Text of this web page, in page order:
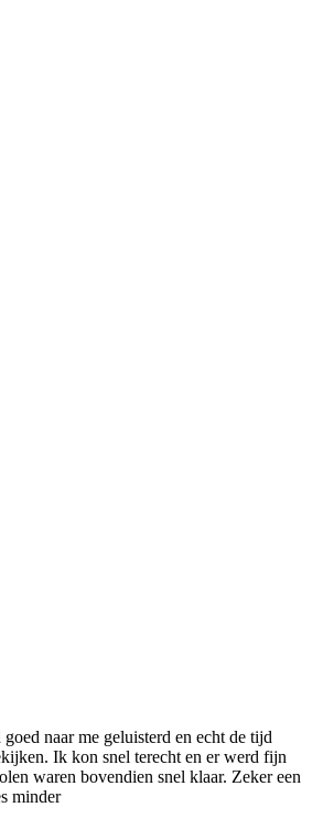
naar me geluisterd en echt de tijd
Ik kon snel terecht en er werd fijn
waren bovendien snel klaar. Zeker een
minder